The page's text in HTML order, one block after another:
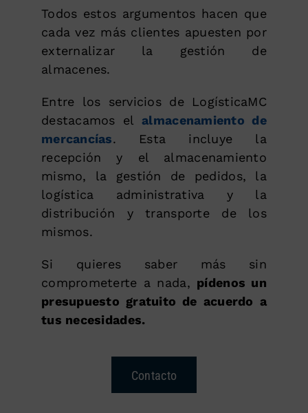
Todos estos argumentos hacen que
cada vez más clientes apuesten por
externalizar la gestión de
almacenes.
Entre los servicios de LogísticaMC
destacamos elalmacenamiento de
mercancías. Esta incluye la
recepción y el almacenamiento
mismo, la gestión de pedidos, la
logística administrativa y la
distribución y transporte de los
mismos.
Si quieres saber más sin
comprometerte a nada, pídenos un
presupuesto gratuito de acuerdo a
tus necesidades.
Contacto